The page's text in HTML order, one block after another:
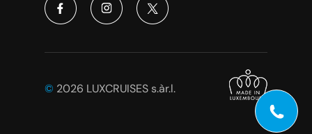
© 2026 LUXCRUISES s.àr.l.